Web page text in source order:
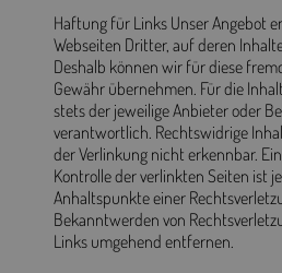
Haftung für Links Unser Angebot
Webseiten Dritter, auf deren
Deshalb können wir für diese
Gewähr übernehmen. Für die
stets der jeweilige Anbieter oder
verantwortlich. Rechtswidrige
der Verlinkung nicht erkennbar.
Kontrolle der verlinkten Seiten ist
Anhaltspunkte einer
Bekanntwerden von
Links umgehend entfernen.